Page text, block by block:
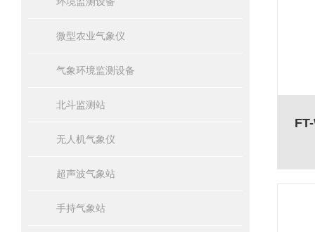
微型农业气象仪
气象环境监测设备
北斗监测站
无人机气象仪
超声波气象站
手持气象站